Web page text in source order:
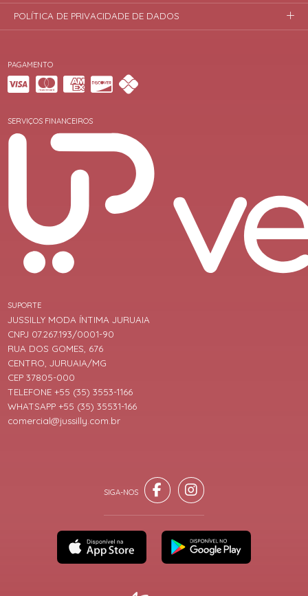
PAGAMENTO
SERVIÇOS FINANCEIROS
SUPORTE
JUSSILLY MODA ÍNTIMA JURUAIA
CNPJ 07.267.193/0001-90
RUA DOS GOMES, 676
CENTRO, JURUAIA/MG
CEP 37805-000
TELEFONE +55 (35) 3553-1166
WHATSAPP +55 (35) 35531-166
comercial@jussilly.com.br
POLÍTICA DE PRIVACIDADE DE DADOS